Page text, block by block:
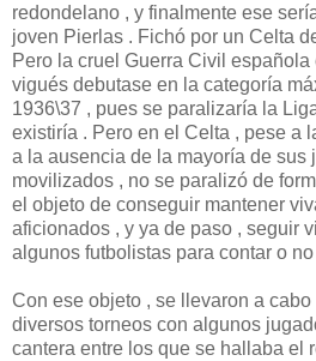
redondelano , y finalmente ese
joven Pierlas . Fichó por un Celta
Pero la cruel Guerra Civil
vigués debutase en la categoría
1936\37 , pues se paralizaría la
existiría . Pero en el Celta , pese a
a la ausencia de la mayoría de sus
movilizados , no se paralizó de
el objeto de conseguir mantener
aficionados , y ya de paso , seguir
algunos futbolistas para contar o
Con ese objeto , se llevaron a
diversos torneos con algunos
cantera entre los que se hallaba el